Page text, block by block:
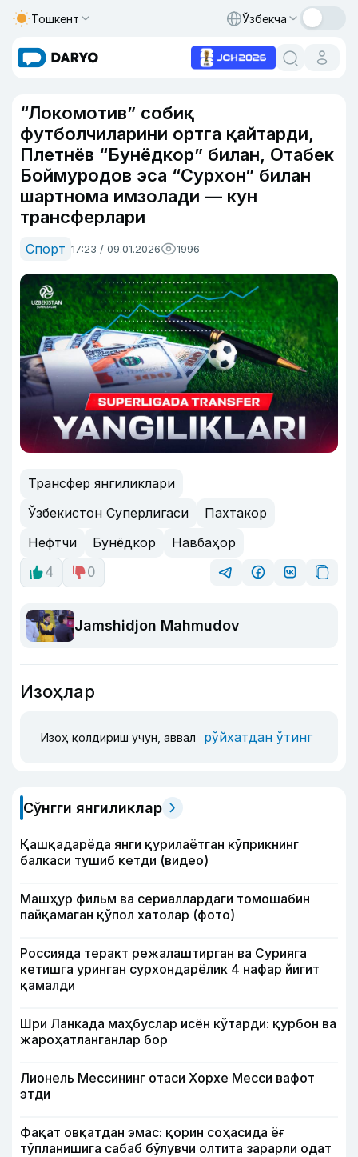
Тошкент Ўзбекча
“Локомотив” собиқ
футболчиларини ортга қайтарди,
Плетнёв “Бунёдкор” билан, Отабек
Боймуродов эса “Сурхон” билан
шартнома имзолади — кун
трансферлари
Спорт 17:23 / 09.01.2026 1996
Трансфер янгиликлари
Ўзбекистон Суперлигаси
Пахтакор
Нефтчи
Бунёдкор
Навбаҳор
4
0
Jamshidjon Mahmudov
Изоҳлар
Изоҳ қолдириш учун, аввал рўйхатдан ўтинг
Сўнгги янгиликлар
Қашқадарёда янги қурилаётган кўприкнинг
балкаси тушиб кетди (видео)
Машҳур фильм ва сериаллардаги томошабин
пайқамаган қўпол хатолар (фото)
Россияда теракт режалаштирган ва Сурияга
кетишга уринган сурхондарёлик 4 нафар йигит
қамалди
Шри Ланкада маҳбуслар исён кўтарди: қурбон ва
жароҳатланганлар бор
Лионель Мессининг отаси Хорхе Месси вафот
этди
Фақат овқатдан эмас: қорин соҳасида ёғ
тўпланишига сабаб бўлувчи олтита зарарли одат